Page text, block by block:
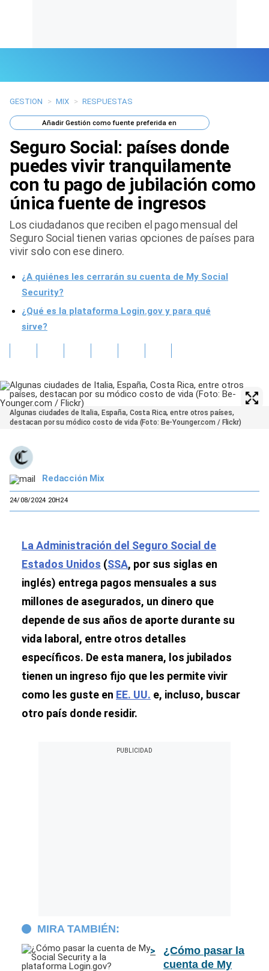
Últimas Noticias
Mi Bolsillo
Respuestas
Gente
Tendencias Mix
GESTION > MIX > RESPUESTAS
AñadirGestión como fuente preferida en
Seguro Social: países donde
puedes vivir tranquilamente
con tu pago de jubilación como
única fuente de ingresos
Los ciudadanos que reciben el pago mensual del
Seguro Social tienen varias opciones de países para
vivir solo con ese dinero.
¿A quiénes les cerrarán su cuenta de My Social
Security?
¿Qué es la plataforma Login.gov y para qué
sirve?
Algunas ciudades de Italia, España, Costa Rica, entre otros países,
destacan por su módico costo de vida (Foto: Be-Younger.com / Flickr)
Redacción Mix
24/08/2024 20H24
La Administración del Seguro Social de
Estados Unidos (SSA, por sus siglas en
inglés) entrega pagos mensuales a sus
millones de asegurados, un dinero que
depende de sus años de aporte durante su
vida laboral, entre otros detalles
específicos. De esta manera, los jubilados
tienen un ingreso fijo que les permite vivir
como les guste en EE. UU. e, incluso, buscar
otro país donde residir.
MIRA TAMBIÉN:
¿Cómo pasar la
cuenta de My